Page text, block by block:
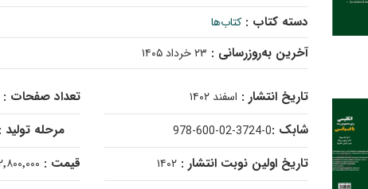
دسته کتاب :کتاب‌ها
آخرین به‌روزرسانی : ۲۳ خرداد ۱۴۰۵
تاریخ انتشار : اسفند ۱۴۰۲
شابک :978-600-02-3724-0
تاریخ اولین نوبت انتشار :۱۴۰۲
تعداد صفحات :
مرحله تولید :
قیمت : ۲٬۸۰۰٬۰۰۰